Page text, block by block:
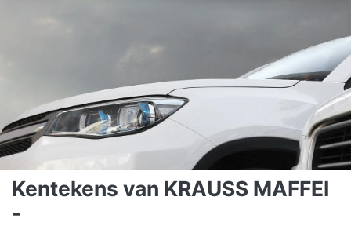
Kentekens van KRAUSS MAFFEI
-